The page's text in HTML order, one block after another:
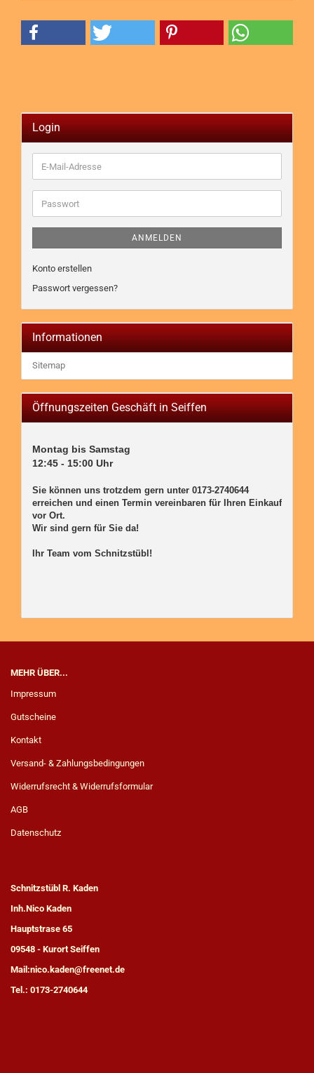
Login
E-
Mail-
Adresse
Passwort
ANMELDEN
Konto erstellen
Passwort vergessen?
Informationen
Sitemap
Öffnungszeiten Geschäft in Seiffen
Montag bis Samstag
12:45 - 15:00 Uhr
Sie können uns trotzdem gern unter 0173-2740644
erreichen und einen Termin vereinbaren für Ihren Einkauf
vor Ort.
Wir sind gern für Sie da!
Ihr Team vom Schnitzstübl!
MEHR ÜBER...
Impressum
Gutscheine
Kontakt
Versand- & Zahlungsbedingungen
Widerrufsrecht & Widerrufsformular
AGB
Datenschutz
Schnitzstübl R. Kaden
Inh.Nico Kaden
Hauptstrase 65
09548 - Kurort Seiffen
Mail:nico.kaden@freenet.de
Tel.: 0173-2740644